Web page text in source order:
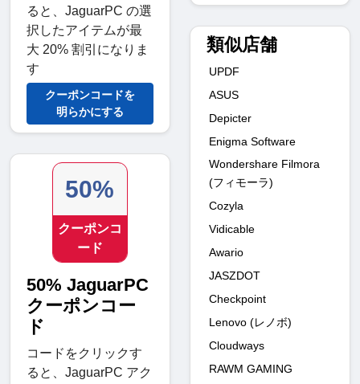
ると、JaguarPC の選
択したアイテムが最
大 20% 割引になりま
す
クーポンコードを
明らかにする
50%
クーポンコ
ード
50% JaguarPC
クーポンコー
ド
コードをクリックす
ると、JaguarPC アク
類似店舗
UPDF
ASUS
Depicter
Enigma Software
Wondershare Filmora
(フィモーラ)
Cozyla
Vidicable
Awario
JASZDOT
Checkpoint
Lenovo (レノボ)
Cloudways
RAWM GAMING